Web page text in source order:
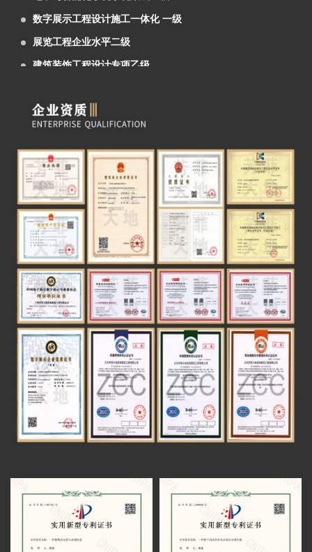
工的甘肃展厅，成为本届展会的简约小清新。
移动通信集团 甘肃有限公司张掖分公司 ” 办公
由兰州芳菲大地展览公司设计的佛慈制药公
业技术学院校史馆”于近期中标。
庆祝建党一百周年“陕甘边红色藏品展陈博物
馆”近期完成设计方案
热烈祝贺甘肃房地产业商会2021年会隆重召
开 甘肃金利达消防技术服务有限公司企业展厅
获甲方好评
由芳菲大地展览公司设计施工的白银矿山
（国家）精神纪念馆于近期完工
太子山沉浸式空间通过验收
甘南州成立70周年成就展设计方案通过评审
红西路军在祁连纪念馆有序施工
青海卫校校史馆项目圆满完工
芳菲大地展览完成中国铁路安全警示教育馆
全案策划设计
芳菲大地展览助力财贸学院文化建设受好评
青海发投碱业企业展厅施工进行中
甘肃财贸学院校史馆一期施工进度即将完工
华池农耕文化馆召开项目评审会
青海卫校中药标本馆正式开放(芳菲大地装饰
展览工程有限公司设计施工)
全国民族团结进步教育基地暨甘肃省铸牢中
展览工程企业水平二级
建筑装饰工程设计专项乙级
数字多媒体工程系统集成一级
智慧博物馆设计施工一体化一级
电子与智能化系统系统集成一级
数字展示工程设计施工一体化 一级
展览工程企业水平二级
建筑装饰工程设计专项乙级
数字多媒体工程系统集成一级
建筑装修装饰工程专业承包一级
智慧博物馆设计施工一体化一级
电子与智能化工程专业承包二级
电子与智能化系统系统集成一级
数字展示工程设计施工一体化 一级